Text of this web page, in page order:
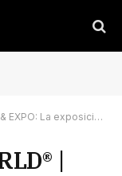
Carga más grande de México y Centroamérica
|